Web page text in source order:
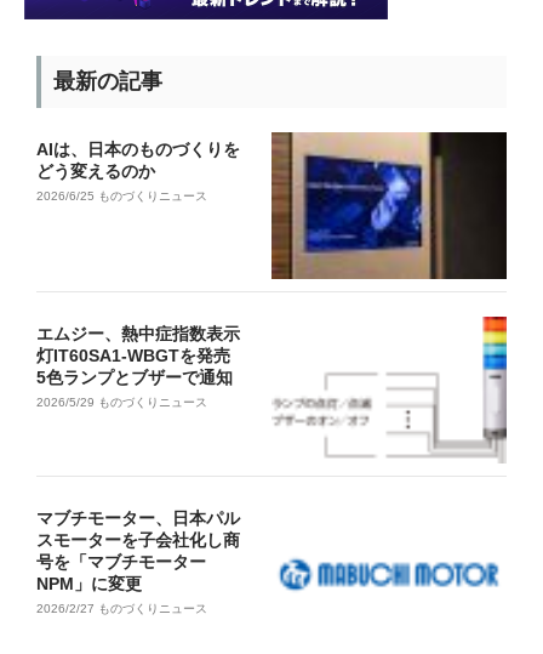
最新の記事
AIは、日本のものづくりを
どう変えるのか
2026/6/25 ものづくりニュース
エムジー、熱中症指数表示
灯IT60SA1-WBGTを発売
5色ランプとブザーで通知
2026/5/29 ものづくりニュース
マブチモーター、日本パル
スモーターを子会社化し商
号を「マブチモーター
NPM」に変更
2026/2/27 ものづくりニュース